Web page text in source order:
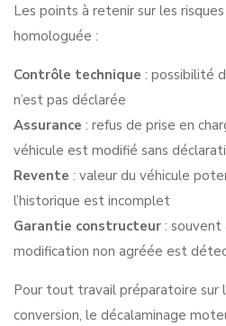
Les points à retenir sur les risques
homologuée :
Contrôle technique : possibilité
n’est pas déclarée
Assurance : refus de prise en
véhicule est modifié sans
Revente : valeur du véhicule
l’historique est incomplet
Garantie constructeur : souvent
modification non agréée est
Pour tout travail préparatoire sur
conversion, le décalaminage